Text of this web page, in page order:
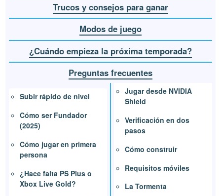
Trucos y consejos para ganar
Modos de juego
¿Cuándo empieza la próxima temporada?
Preguntas frecuentes
Subir rápido de nivel
Cómo ser Fundador
(2025)
Cómo jugar en primera
persona
¿Hace falta PS Plus o
Xbox Live Gold?
Jugar desde NVIDIA
Shield
Verificación en dos
pasos
Cómo construir
Requisitos móviles
La Tormenta